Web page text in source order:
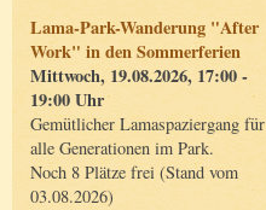
Lama-Park-Wanderung "After
Work" in den Sommerferien
Mittwoch, 19.08.2026, 17:00 -
19:00 Uhr
Gemütlicher Lamaspaziergang für
alle Generationen im Park.
Noch 8 Plätze frei (Stand vom
03.08.2026)